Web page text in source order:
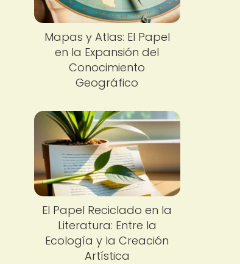
Mapas y Atlas: El Papel
en la Expansión del
Conocimiento
Geográfico
El Papel Reciclado en la
Literatura: Entre la
Ecología y la Creación
Artística